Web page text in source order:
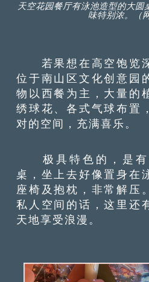
天空花园餐厅有泳池造型的大圆
味特别浓。（
若果想在高空饱览
位于南山区文化创意园
物以西餐为主，大量的
绣球花、各式气球布置
对的空间，充满喜乐。
极具特色的，是有
桌，坐上去好像置身在
座椅及抱枕，非常解压
私人空间的话，这里还
天地享受浪漫。